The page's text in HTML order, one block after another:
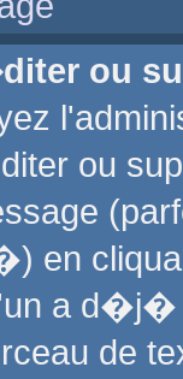
ou
ou
en
a
de